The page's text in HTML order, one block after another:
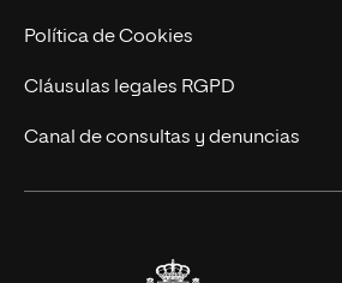
Cursos Universitarios
Actualidad
UNIR Revista
Eventos
Política de Cookies
Cláusulas legales RGPD
Canal de consultas y denuncias